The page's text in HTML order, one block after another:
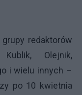
redaktorów
Olejnik,
i wielu innych –
po 10 kwietnia